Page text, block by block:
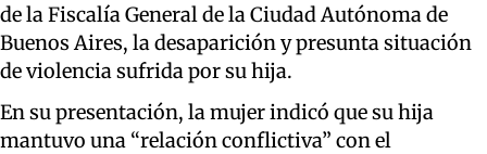
de la Fiscalía General de la Ciudad Autónoma de
Buenos Aires, la desaparición y presunta situación
de violencia sufrida por su hija.
En su presentación, la mujer indicó que su hija
mantuvo una “relación conflictiva” con el